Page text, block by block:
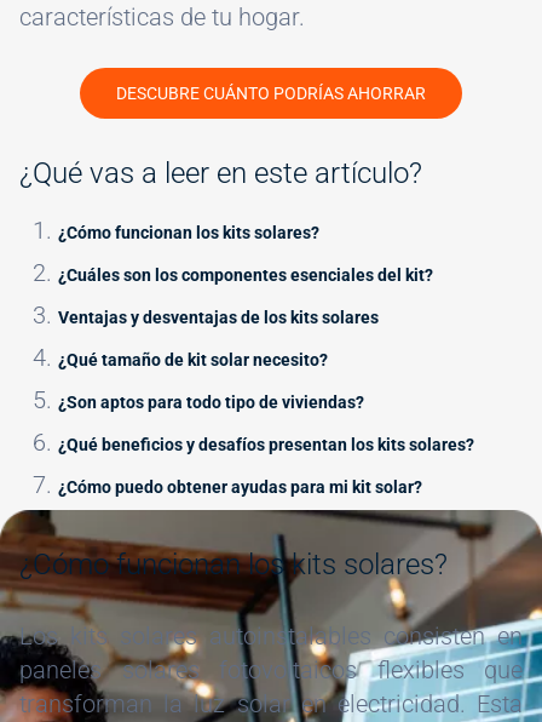
características de tu hogar.
DESCUBRE CUÁNTO PODRÍAS AHORRAR
¿Qué vas a leer en este artículo?
¿Cómo funcionan los kits solares?
¿Cuáles son los componentes esenciales del kit?
Ventajas y desventajas de los kits solares
¿Qué tamaño de kit solar necesito?
¿Son aptos para todo tipo de viviendas?
¿Qué beneficios y desafíos presentan los kits solares?
¿Cómo puedo obtener ayudas para mi kit solar?
Image
¿Cómo funcionan los kits solares?
Los kits solares autoinstalables consisten en
paneles solares fotovoltaicos flexibles que
transforman la luz solar en electricidad. Esta